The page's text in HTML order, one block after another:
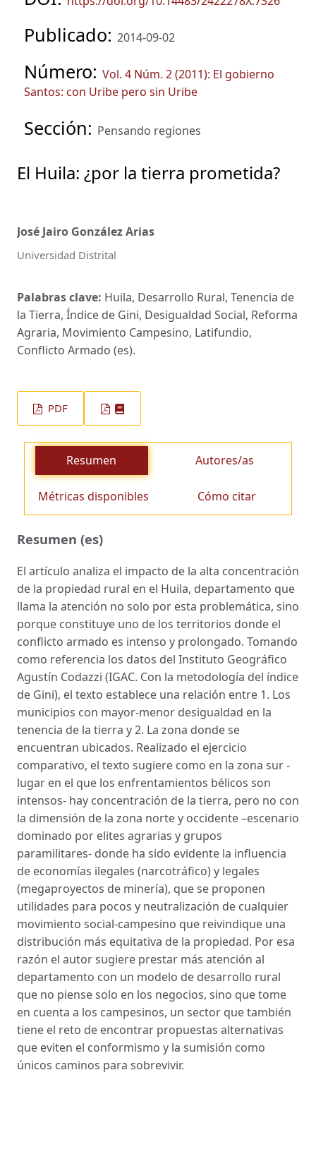
Publicado: 2014-09-02
Número: Vol. 4 Núm. 2 (2011): El gobierno
Santos: con Uribe pero sin Uribe
Sección: Pensando regiones
El Huila: ¿por la tierra prometida?
José Jairo González Arias
Universidad Distrital
Palabras clave: Huila, Desarrollo Rural, Tenencia de
la Tierra, Índice de Gini, Desigualdad Social, Reforma
Agraria, Movimiento Campesino, Latifundio,
Conflicto Armado (es).
PDF
Resumen Autores/as
Métricas disponibles Cómo citar
Resumen (es)
El artículo analiza el impacto de la alta concentración
de la propiedad rural en el Huila, departamento que
llama la atención no solo por esta problemática, sino
porque constituye uno de los territorios donde el
conflicto armado es intenso y prolongado. Tomando
como referencia los datos del Instituto Geográfico
Agustín Codazzi (IGAC. Con la metodología del índice
de Gini), el texto establece una relación entre 1. Los
municipios con mayor-menor desigualdad en la
tenencia de la tierra y 2. La zona donde se
encuentran ubicados. Realizado el ejercicio
comparativo, el texto sugiere como en la zona sur -
lugar en el que los enfrentamientos bélicos son
intensos- hay concentración de la tierra, pero no con
la dimensión de la zona norte y occidente –escenario
dominado por elites agrarias y grupos
paramilitares- donde ha sido evidente la influencia
de economías ilegales (narcotráfico) y legales
(megaproyectos de minería), que se proponen
utilidades para pocos y neutralización de cualquier
movimiento social-campesino que reivindique una
distribución más equitativa de la propiedad. Por esa
razón el autor sugiere prestar más atención al
departamento con un modelo de desarrollo rural
que no piense solo en los negocios, sino que tome
en cuenta a los campesinos, un sector que también
tiene el reto de encontrar propuestas alternativas
que eviten el conformismo y la sumisión como
únicos caminos para sobrevivir.